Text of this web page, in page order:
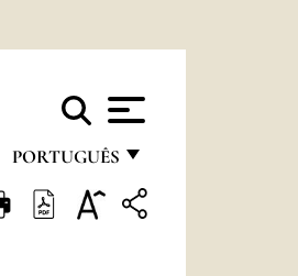
PORTUGUÊS
FRANÇAIS